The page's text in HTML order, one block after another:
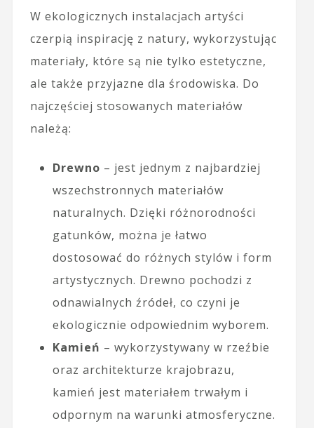
W ekologicznych instalacjach artyści
czerpią inspirację z natury, wykorzystując
materiały, które są nie tylko estetyczne,
ale także przyjazne dla środowiska. Do
najczęściej stosowanych materiałów
należą:
Drewno – jest jednym z najbardziej
wszechstronnych materiałów
naturalnych. Dzięki różnorodności
gatunków, można je łatwo
dostosować do różnych stylów i form
artystycznych. Drewno pochodzi z
odnawialnych źródeł, co czyni je
ekologicznie odpowiednim wyborem.
Kamień – wykorzystywany w rzeźbie
oraz architekturze krajobrazu,
kamień jest materiałem trwałym i
odpornym na warunki atmosferyczne.